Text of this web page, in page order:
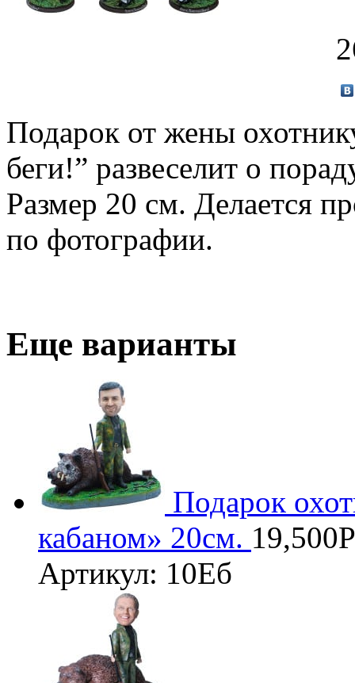
Подарок от жены
беги!” развеселит о
Размер 20 см. Делается
по фотографии.
Еще варианты
Подарок
кабаном» 20см. 19,500Р
Артикул: 10Еб